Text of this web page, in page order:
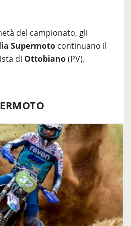
del campionato, gli
Supermoto continuano il
di Ottobiano(PV).